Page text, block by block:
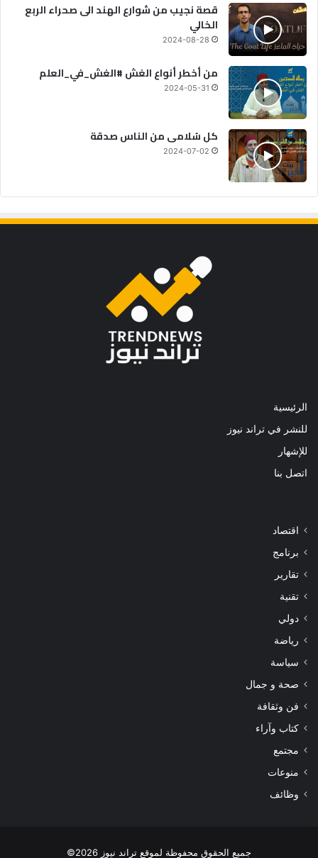
قصة نجيب من شوارع الهند الى صحراء الربع
الخالي
2024-08-28
من أخطر أنواع الغش #الغش_في_العلم
2024-05-31
كل سُلامى من الناس صدقة
2024-07-02
الرئيسية
للنشر في تراند نيوز
للإشهار
اتصل بنا
اقتصاد
برنامج
تقارير
تقنية
دولي
رياضة
سياسة
صحة و جمال
فن وثقافة
كتاب وآراء
مجتمع
منوعات
وظائف
جميع الحقوق محفوظة لموقع تراند نيوز 2026©